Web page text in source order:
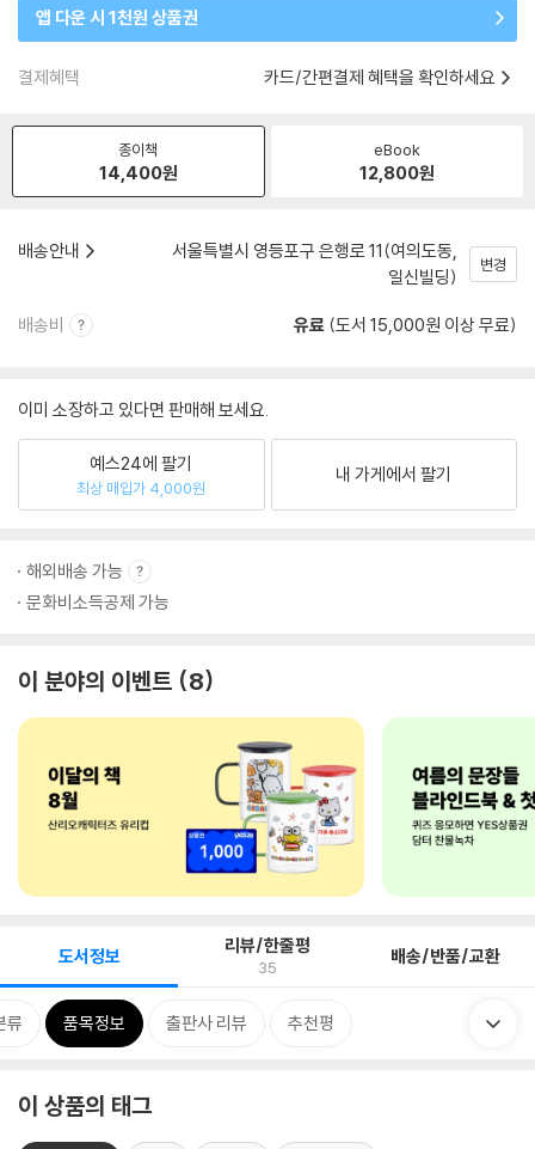
앱 다운 시 1천원 상품권
결제혜택 카드/간편결제 혜택을 확인하세요
종이책
14,400원
eBook
12,800원
배송안내
서울특별시 영등포구 은행로 11(여의도동,
일신빌딩)
변경
배송비 유료 (도서 15,000원 이상 무료)
이미 소장하고 있다면 판매해 보세요.
예스24에 팔기
최상 매입가 4,000원
내 가게에서 팔기
해외배송 가능
문화비소득공제 가능
이 분야의 이벤트 8
도서정보 리뷰/한줄평
35 배송/반품/교환
류 품목정보 출판사 리뷰 추천평
이 상품의 태그